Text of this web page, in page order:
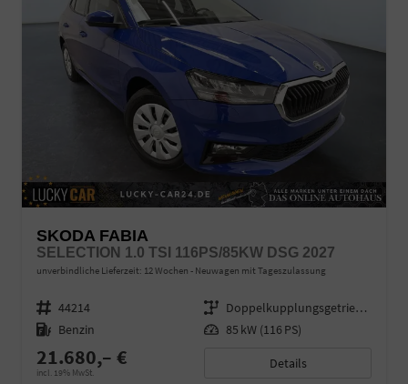
SKODA FABIA
SELECTION 1.0 TSI 116PS/85KW DSG 2027
unverbindliche Lieferzeit: 12 Wochen Neuwagen mit Tageszulassung
Fahrzeugnr. 44214 Getriebe
Doppelkupplungsgetriebe (DSG)
Kraftstoff Benzin Leistung 85 kW (116 PS)
21.680,– €
incl. 19% MwSt.
Details